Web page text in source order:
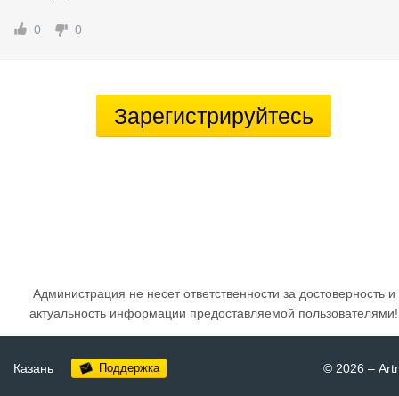
0 0
Зарегистрируйтесь
Администрация не несет ответственности за достоверность и
актуальность информации предоставляемой пользователями!
Казань Поддержка © 2026 –